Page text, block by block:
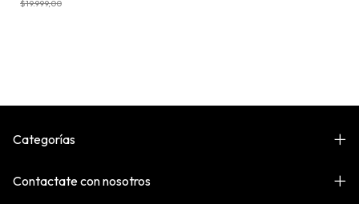
$19.999,00
Categorías
Contactate con nosotros